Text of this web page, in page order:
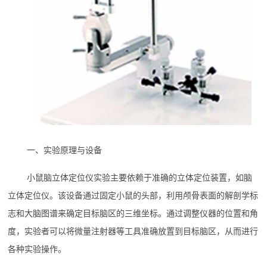
一、实验原理与设备
小鼠脑立体定位仪实验主要依赖于准确的立体定位装置，如脑
立体定位仪。该设备通过固定小鼠的头部，利用颅骨表面的解剖学标
志和大脑图谱来确定目标脑区的三维坐标。通过调整仪器的位置和角
度，实验者可以将微量注射器等工具准确放置到目标脑区，从而进行
各种实验操作。